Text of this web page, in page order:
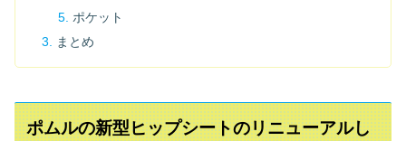
ポケット
まとめ
ポムルの新型ヒップシートのリニューアルし